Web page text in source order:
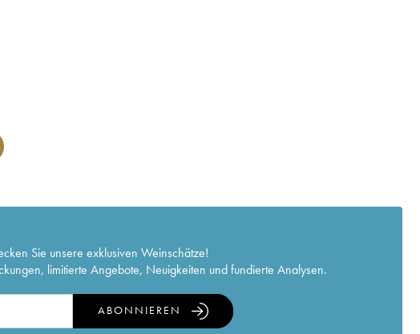
Sie unsere exklusiven Weinschätze!
limitierte Angebote, Neuigkeiten und fundierte Analysen.
ABONNIEREN